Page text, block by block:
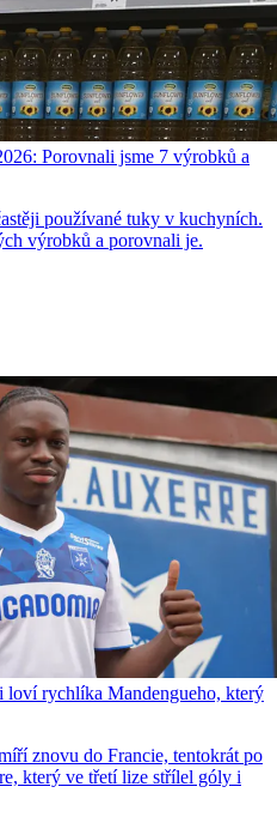
Porovnali jsme 7 výrobků a
používané tuky v kuchyních.
výrobků a porovnali je.
loví rychlíka Mandengueho, který
znovu do Francie, tentokrát po
který ve třetí lize střílel góly i